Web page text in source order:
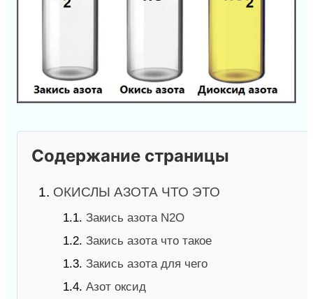
Содержание страницы
1. ОКИСЛЫ АЗОТА ЧТО ЭТО
1.1. Закись азота N2O
1.2. Закись азота что такое
1.3. Закись азота для чего
1.4. Азот оксид